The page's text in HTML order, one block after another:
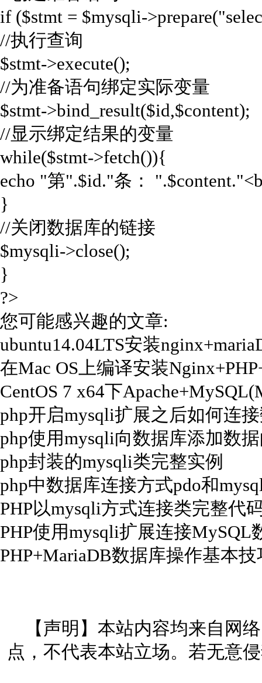
if ($stmt = $mysqli-
//执行查询
$stmt->execute();
//为准备语句绑定实际变量
$stmt->bind_result($id,$content);
//显示绑定结果的变量
while($stmt->fetch()){
echo "第".$id."条：
}
//关闭数据库的链接
$mysqli->close();
}
?>
您可能感兴趣的文章:
ubuntu14.04LTS安装
在Mac OS上编译安装
CentOS 7 x64下
php开启mysqli扩展之后如何连
php使用mysqli向数据库添加数
php封装的mysqli类完整实例
php中数据库连接方式pdo和
PHP以mysqli方式连接类完整代
PHP使用mysqli扩展连接MySQL
PHP+MariaDB数据库操作基本
【声明】本站内容均来自网
点，不代表本站立场。若无意